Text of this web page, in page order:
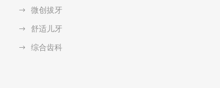
微创拔牙
舒适儿牙
综合齿科